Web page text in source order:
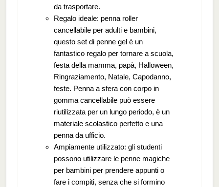
da trasportare.
Regalo ideale: penna roller
cancellabile per adulti e bambini,
questo set di penne gel è un
fantastico regalo per tornare a scuola,
festa della mamma, papà, Halloween,
Ringraziamento, Natale, Capodanno,
feste. Penna a sfera con corpo in
gomma cancellabile può essere
riutilizzata per un lungo periodo, è un
materiale scolastico perfetto e una
penna da ufficio.
Ampiamente utilizzato: gli studenti
possono utilizzare le penne magiche
per bambini per prendere appunti o
fare i compiti, senza che si formino